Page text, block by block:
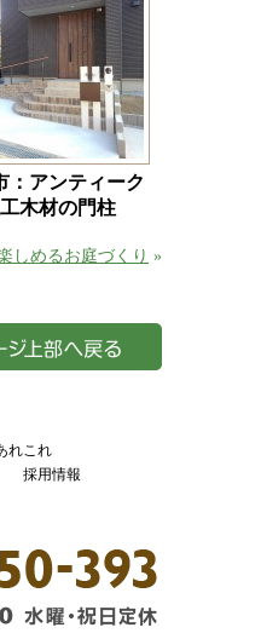
：アンティーク
木材の門柱
しめるお庭づくり »
れこれ
採用情報